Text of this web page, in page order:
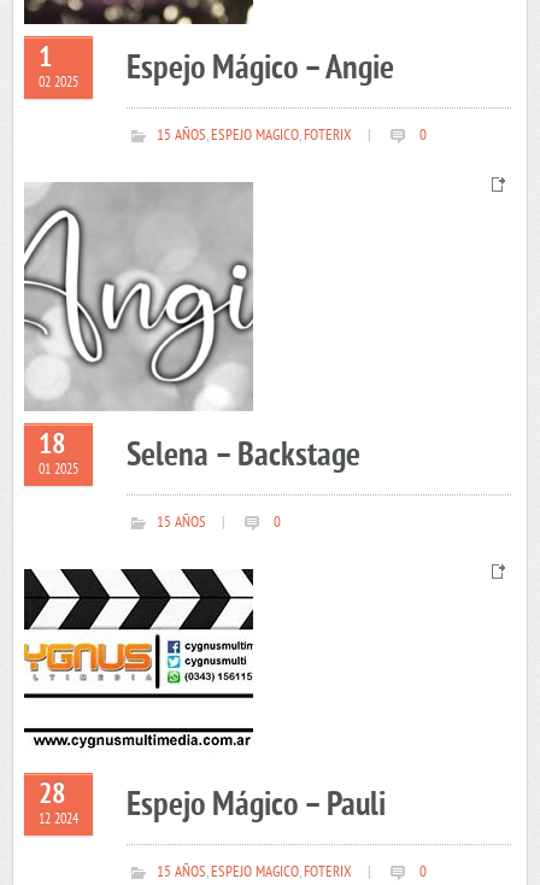
1
02 2025 Espejo Mágico – Angie
15 AÑOS,ESPEJO MAGICO,FOTERIX 0
18
01 2025 Selena – Backstage
15 AÑOS 0
28
12 2024 Espejo Mágico – Pauli
15 AÑOS,ESPEJO MAGICO,FOTERIX 0